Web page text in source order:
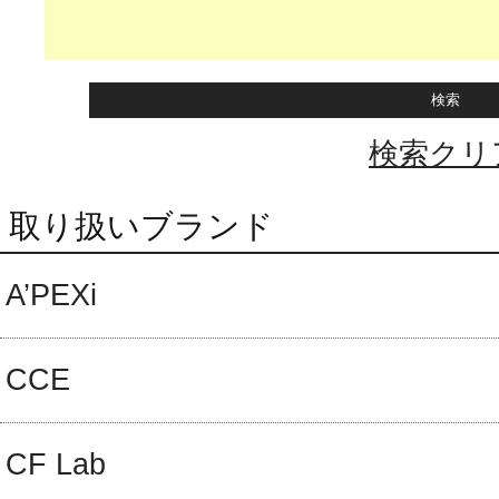
検索クリ
取り扱いブランド
A’PEXi
CCE
CF Lab